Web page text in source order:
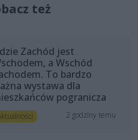
też
Zachód jest
a Wschód
To bardzo
wystawa dla
pogranicza
2 godziny temu